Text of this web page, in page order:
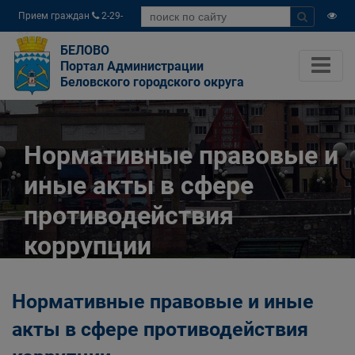
Прием граждан
2-29-
04
БЕЛОВО
Портал Администрации
Беловского городского округа
Нормативные правовые и
иные акты в сфере
противодействия
коррупции
Нормативные правовые и иные акты в сфере
противодействия коррупции
Нормативные правовые и иные
акты в сфере противодействия